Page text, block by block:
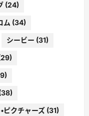
(24)
ム (34)
シービー (31)
ピクチャーズ (31)